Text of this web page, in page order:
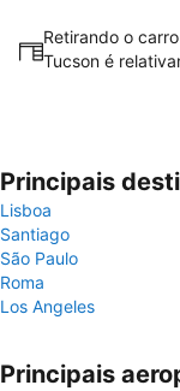
Retirando o
Tucson é
Principais
Lisboa
Santiago
São Paulo
Roma
Los Angeles
Principais